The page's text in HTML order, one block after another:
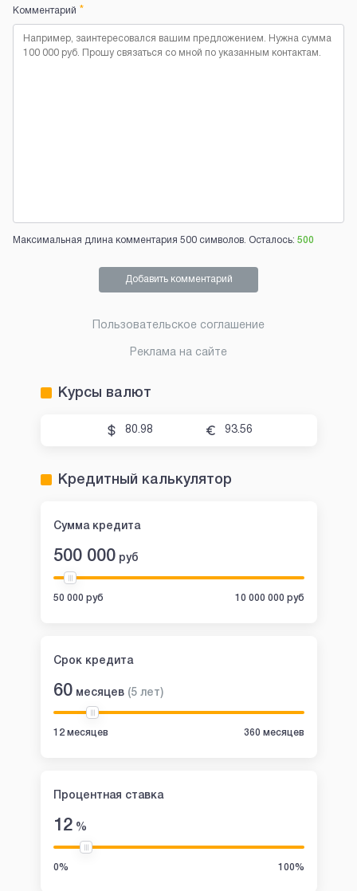
Комментарий *
Максимальная длина комментария 500 символов. Осталось: 500
Добавить комментарий
Пользовательское соглашение
Реклама на сайте
Курсы валют
80.98 93.56
Кредитный калькулятор
Сумма кредита
500 000 руб
50 000 руб 10 000 000 руб
Срок кредита
60 месяцев (5 лет)
12 месяцев 360 месяцев
Процентная ставка
12%
0% 100%